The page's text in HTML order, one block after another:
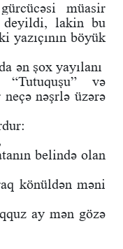
müasir
deyildi, lakin bu
yazıçının böyük
ən şox yayılanı
“Tutuquşu” və
nəşrlə üzərə
belində olan
məni
ay mən gözə